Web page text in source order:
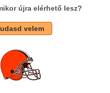
újra elérhető lesz?
velem